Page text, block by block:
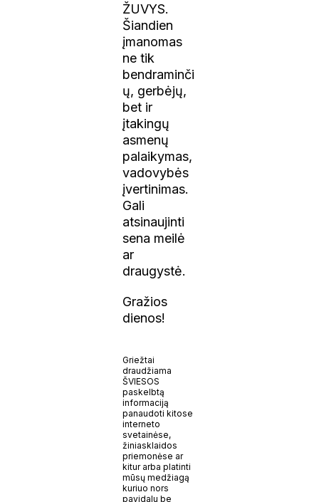
ŽUVYS.
Šiandien
įmanomas
ne tik
bendraminči
ų, gerbėjų,
bet ir
įtakingų
asmenų
palaikymas,
vadovybės
įvertinimas.
Gali
atsinaujinti
sena meilė
ar
draugystė.
G ražios
dienos!
Griežtai
draudžiama
ŠVIESOS
paskelbtą
informaciją
panaudoti kitose
interneto
svetainėse,
žiniasklaidos
priemonėse ar
kitur arba platinti
mūsų medžiagą
kuriuo nors
pavidalu be